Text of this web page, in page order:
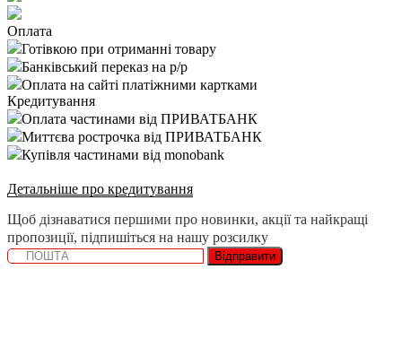
Оплата
Готівкою при отриманні товару
Банківський переказ на р/р
Оплата на сайті платіжними картками
Кредитування
Оплата частинами від ПРИВАТБАНК
Миттєва рострочка від ПРИВАТБАНК
Купівля частинами від monobank
Детальніше про кредитування
Щоб дізнаватися першими про новинки, акції та найкращі
пропозиції, підпишіться на нашу розсилку
Відправити